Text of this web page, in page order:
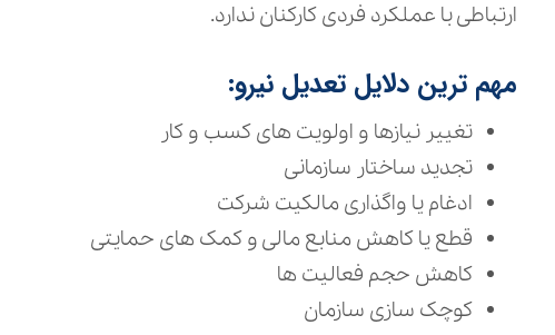
ارتباطی با عملکرد فردی کارکنان ندارد.
مهم‌ ترین دلایل تعدیل نیرو:
تغییر نیازها و اولویت‌ های کسب‌ و کار
تجدید ساختار سازمانی
ادغام یا واگذاری مالکیت شرکت
قطع یا کاهش منابع مالی و کمک‌ های حمایتی
کاهش حجم فعالیت‌ ها
کوچک‌ سازی سازمان